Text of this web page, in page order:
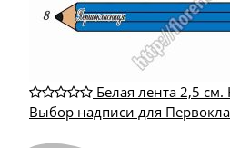
Белая лента 2,5
Выбор надписи для